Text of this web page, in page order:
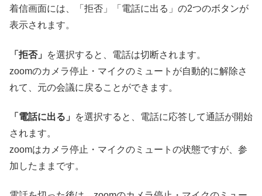
着信画面には、「拒否」「電話に出る」の2つのボタンが
表示されます。
「拒否」
を選択すると、電話は切断されます。
zoomのカメラ停止・マイクのミュートが自動的に解除さ
れて、元の会議に戻ることができます。
「電話に出る」
を選択すると、電話に応答して通話が開始
されます。
zoomはカメラ停止・マイクのミュートの状態ですが、参
加したままです。